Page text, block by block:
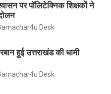
पर पॉलिटेक्निक शिक्षकों ने
Desk
हुई उत्तराखंड की धामी
Desk